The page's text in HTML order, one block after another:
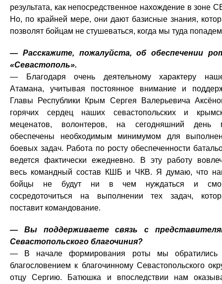
результата, как непосредственное нахождение в зоне
Но, по крайней мере, они дают базисные знания,
позволят бойцам не стушеваться, когда мы туда
— Расскажите, пожалуйста, об обеспечении
«Севастополь».
— Благодаря очень деятельному характеру
Атамана, учитывая постоянное внимание и
Главы Республики Крым Сергея Валерьевича
горячих сердец наших севастопольских и
меценатов, волонтеров, на сегодняшний день
обеспечены необходимым минимумом для
боевых задач. Работа по росту обеспеченности
ведется фактически ежедневно. В эту работу
весь командный состав КШБ и ЧКВ. Я думаю, что
бойцы не будут ни в чем нуждаться и
сосредоточиться на выполнении тех задач,
поставит командование.
— Вы поддерживаете связь с
Севастопольского благочиния?
— В начале формирования роты мы обратились
благословением к благочинному Севастопольского
отцу Сергию. Батюшка и впоследствии нам